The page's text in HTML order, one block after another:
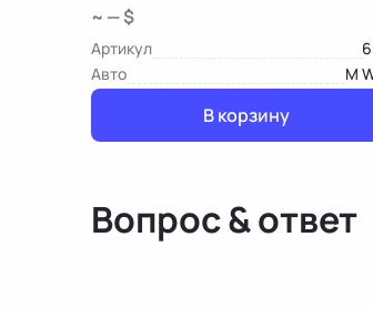
~ — $
Артикул
Авто
M
В корзину
Вопрос & ответ